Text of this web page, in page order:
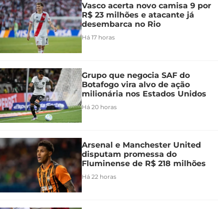
Vasco acerta novo camisa 9 por
R$ 23 milhões e atacante já
desembarca no Rio
Há 17 horas
Grupo que negocia SAF do
Botafogo vira alvo de ação
milionária nos Estados Unidos
Há 20 horas
Arsenal e Manchester United
disputam promessa do
Fluminense de R$ 218 milhões
Há 22 horas